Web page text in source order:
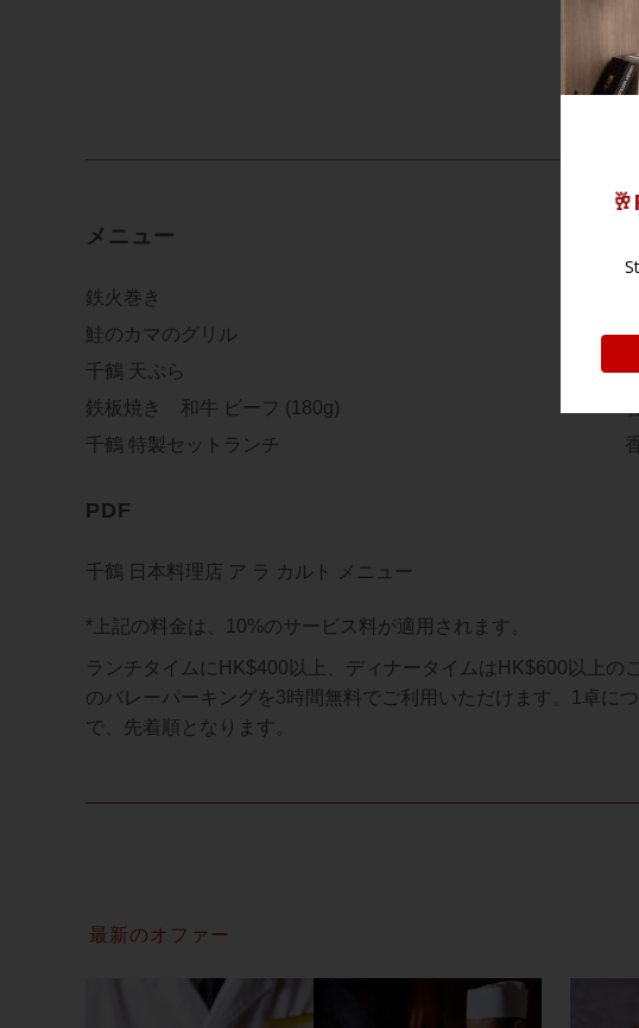
メニュー
鉄火巻き
鮭のカマのグリル
千鶴 天ぷら
鉄板焼き 和牛 ビーフ (180g)
千鶴 特製セットランチ
PDF
千鶴 日本料理店 ア ラ カルト メニュー
*上記の料金は、10%のサービス料が適用されます。
ランチタイムにHK$400以上、ディナータイムはHK$600以上の
のバレーパーキングを3時間無料でご利用いただけます。1卓に
で、先着順となります。
最新のオファー